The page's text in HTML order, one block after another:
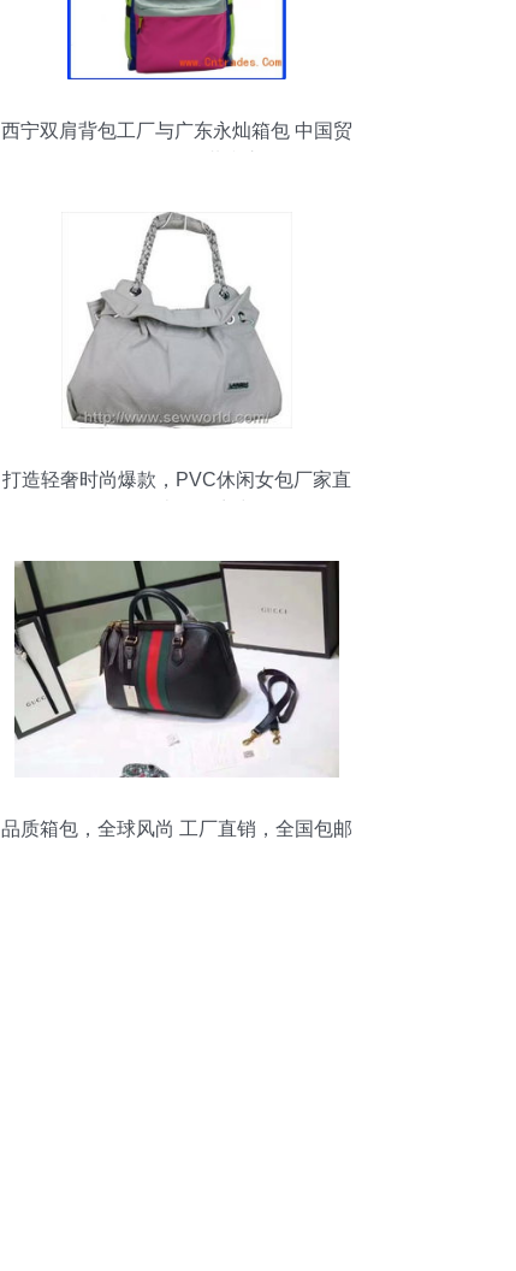
西宁双肩背包工厂与广东永灿箱包 中国贸
打造轻奢时尚爆款，PVC休闲女包厂家直
品质箱包，全球风尚 工厂直销，全国包邮